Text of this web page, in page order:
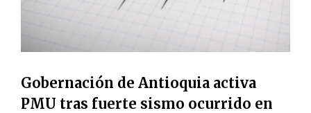
Gobernación de Antioquia activa
PMU tras fuerte sismo ocurrido en